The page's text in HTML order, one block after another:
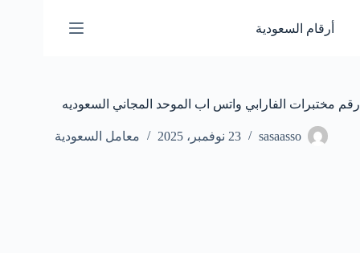
المحتوى
أرقام السعودية
رقم مختبرات الفارابي واتس اب الموحد المجاني السعوديه
sasaasso 23 نوفمبر، 2025 معامل السعودية